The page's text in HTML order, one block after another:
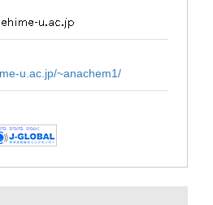
u.ac.jp/~anachem1/